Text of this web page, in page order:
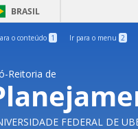
BRASIL
o conteúdo 1 Ir para o menu 2
Reitoria de
FEDERAL DE